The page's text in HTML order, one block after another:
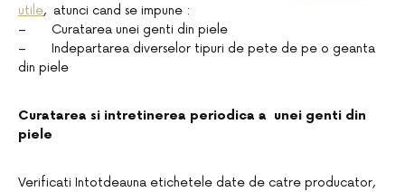
utile, atunci cand se impune :
– Curatarea unei genti din piele
– Indepartarea diverselor tipuri de pete de pe o geanta
din piele
Curatarea si intretinerea periodica a unei genti din
piele
Verificati Intotdeauna etichetele date de catre producator,